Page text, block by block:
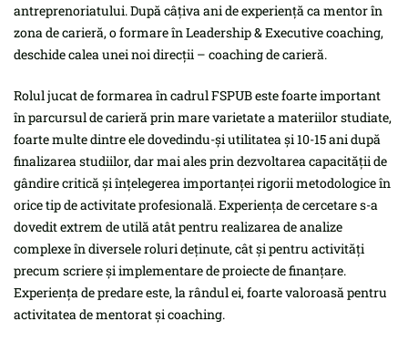
antreprenoriatului. După câțiva ani de experiență ca mentor în
zona de carieră, o formare în Leadership & Executive coaching,
deschide calea unei noi direcții – coaching de carieră.
Rolul jucat de formarea în cadrul FSPUB este foarte important
în parcursul de carieră prin mare varietate a materiilor studiate,
foarte multe dintre ele dovedindu-și utilitatea și 10-15 ani după
finalizarea studiilor, dar mai ales prin dezvoltarea capacității de
gândire critică și înțelegerea importanței rigorii metodologice în
orice tip de activitate profesională. Experiența de cercetare s-a
dovedit extrem de utilă atât pentru realizarea de analize
complexe în diversele roluri deținute, cât și pentru activități
precum scriere și implementare de proiecte de finanțare.
Experiența de predare este, la rândul ei, foarte valoroasă pentru
activitatea de mentorat și coaching.